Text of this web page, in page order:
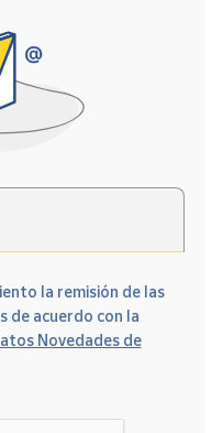
la remisión de las
de acuerdo con la
Novedades de